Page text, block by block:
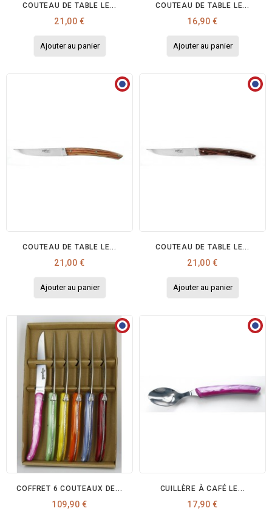
COUTEAU DE TABLE LE...
Prix
21,00 €
Ajouter au panier
COUTEAU DE TABLE LE...
Prix
16,90 €
Ajouter au panier
COUTEAU DE TABLE LE...
Prix
21,00 €
Ajouter au panier
COUTEAU DE TABLE LE...
Prix
21,00 €
Ajouter au panier
COFFRET 6 COUTEAUX DE...
Prix
109,90 €
CUILLÈRE À CAFÉ LE...
Prix
17,90 €